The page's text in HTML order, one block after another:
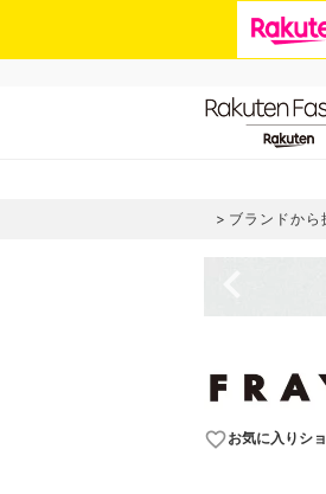
ブランドから
favorite_borderお気に入りシ